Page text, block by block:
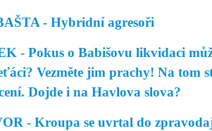
- Hybridní agresoři
- Pokus o Babišovu likvidaci
Vezměte jim prachy! Na tom
Dojde i na Havlova slova?
- Kroupa se uvrtal do